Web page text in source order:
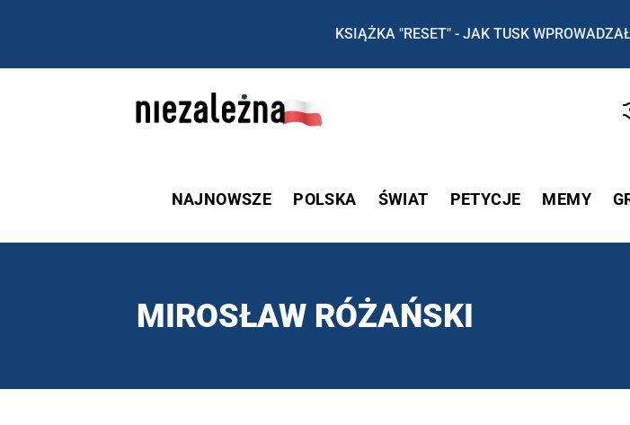
KSIĄŻKA "RESET" - JAK TUSK
NAJNOWSZE POLSKA ŚWIAT PETYCJE MEMY
MIROSŁAW RÓŻAŃSKI